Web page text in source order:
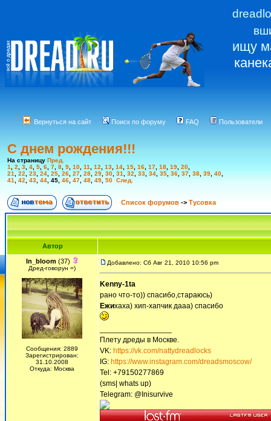
ищу
Вернуться на сайт Поиск по форуму FAQ Пользователи
С днем рождения!!!
На страницу Пред.
1
2 3 4 5 6 7 8 9 10 11 12 13 14 15 16 17 18 19 20
21
22 23 24 25 26 27 28 29 30 31 32 33 34 35 36 37 38 39 40
41
42 43 44 45 46 47 48 49 50 След.
Список форумов -> Тусовка
Автор
In_bloom(37)
Дред-говорун =)
Сообщения: 2889
Зарегистрирован:
31.10.2008
Откуда: Москва
Добавлено: Сб Авг 21, 2010 10:56 pm
Kenny-1ta
рано что-то)) спасибо,стараюсь)
Ежихаха) хип-хапчик дааа) спасибо
Плету дреды в Москве.
VK: https://vk.com/nattydreadlocks
IG: https://www.instagram.com/dreadsmoscow/
Tel: +79150277869
(sms| whats up)
Telegram: @Inisurvive